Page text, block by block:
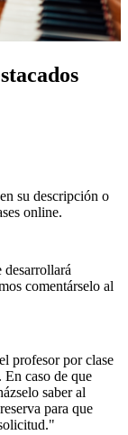
su descripción o
online.
desarrollará
comentárselo al
profesor por clase
caso de que
saber al
para que